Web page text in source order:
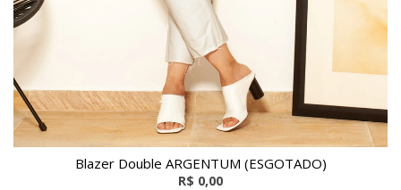
Blazer Double ARGENTUM (ESGOTADO)
R$ 0,00